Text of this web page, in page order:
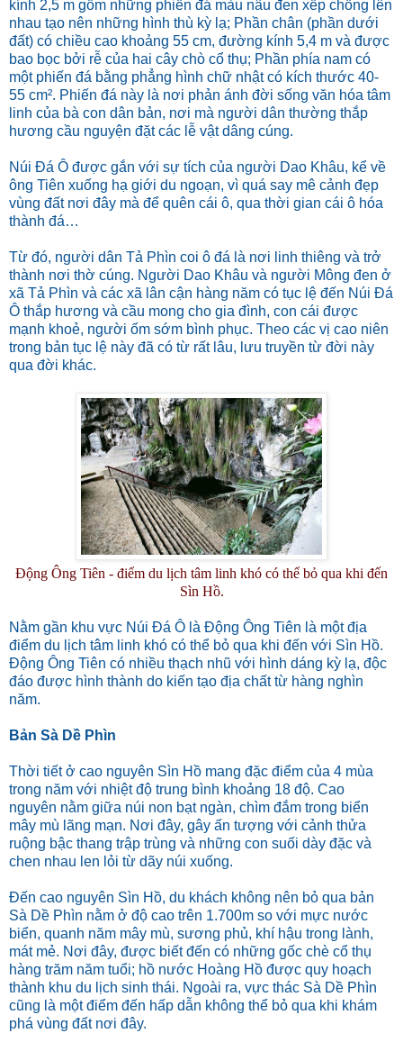
kính 2,5 m gồm những phiến đá màu nâu đen xếp chồng lên
nhau tạo nên những hình thù kỳ lạ; Phần chân (phần dưới
đất) có chiều cao khoảng 55 cm, đường kính 5,4 m và được
bao bọc bởi rễ của hai cây chò cổ thụ; Phần phía nam có
một phiến đá bằng phẳng hình chữ nhật có kích thước 40-
55 cm². Phiến đá này là nơi phản ánh đời sống văn hóa tâm
linh của bà con dân bản, nơi mà người dân thường thắp
hương cầu nguyện đặt các lễ vật dâng cúng.
Núi Đá Ô được gắn với sự tích của người Dao Khâu, kể về
ông Tiên xuống hạ giới du ngoạn, vì quá say mê cảnh đẹp
vùng đất nơi đây mà để quên cái ô, qua thời gian cái ô hóa
thành đá…
Từ đó, người dân Tả Phìn coi ô đá là nơi linh thiêng và trở
thành nơi thờ cúng. Người Dao Khâu và người Mông đen ở
xã Tả Phìn và các xã lân cận hàng năm có tục lệ đến Núi Đá
Ô thắp hương và cầu mong cho gia đình, con cái được
mạnh khoẻ, người ốm sớm bình phục. Theo các vị cao niên
trong bản tục lệ này đã có từ rất lâu, lưu truyền từ đời này
qua đời khác.
Động Ông Tiên - điểm du lịch tâm linh khó có thể bỏ qua khi đến
Sìn Hồ.
Nằm gần khu vực Núi Đá Ô là Động Ông Tiên là một địa
điểm du lịch tâm linh khó có thể bỏ qua khi đến với Sìn Hồ.
Động Ông Tiên có nhiều thạch nhũ với hình dáng kỳ lạ, độc
đáo được hình thành do kiến tạo địa chất từ hàng nghìn
năm.
Bản Sà Dề Phìn
Thời tiết ở cao nguyên Sìn Hồ mang đặc điểm của 4 mùa
trong năm với nhiệt độ trung bình khoảng 18 độ. Cao
nguyên nằm giữa núi non bạt ngàn, chìm đắm trong biển
mây mù lãng mạn. Nơi đây, gây ấn tượng với cảnh thửa
ruộng bậc thang trập trùng và những con suối dày đặc và
chen nhau len lỏi từ dãy núi xuống.
Đến cao nguyên Sìn Hồ, du khách không nên bỏ qua bản
Sà Dề Phìn nằm ở độ cao trên 1.700m so với mực nước
biển, quanh năm mây mù, sương phủ, khí hậu trong lành,
mát mẻ. Nơi đây, được biết đến có những gốc chè cổ thụ
hàng trăm năm tuổi; hồ nước Hoàng Hồ được quy hoạch
thành khu du lịch sinh thái. Ngoài ra, vực thác Sà Dề Phìn
cũng là một điểm đến hấp dẫn không thể bỏ qua khi khám
phá vùng đất nơi đây.